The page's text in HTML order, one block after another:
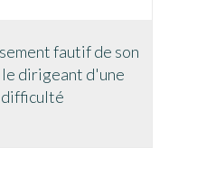
fautif de son
dirigeant d'une